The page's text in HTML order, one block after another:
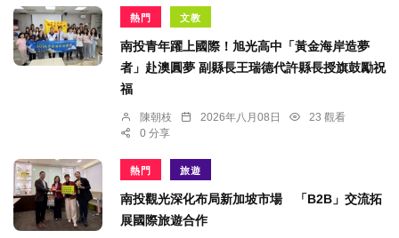
熱門 文教
南投青年躍上國際！旭光高中「黃金海岸造夢
者」赴澳圓夢 副縣長王瑞德代許縣長授旗鼓勵祝
福
陳朝枝 2026年八月08日
23 觀看
0 分享
熱門 旅遊
南投觀光深化布局新加坡市場 「B2B」交流拓
展國際旅遊合作